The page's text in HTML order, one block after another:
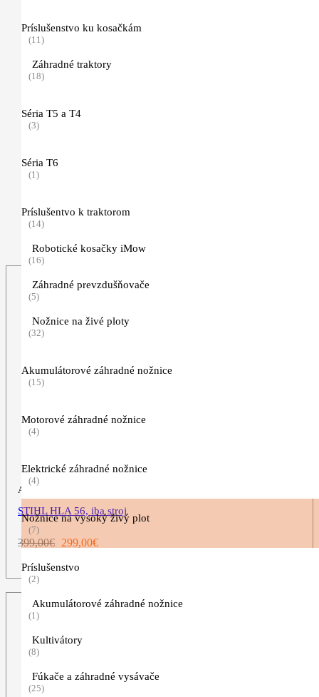
Ochrana hlavy, zraku a sluchu
Nezaradené
TIMBERSPORTS, hračky a predmety pre voľný čas
(123)
Akumulátorové nožnice na vysoký živý plot
STIHL HLA 56, iba stroj
399,00€ Pôvodná
bola:
299,00€Aktuálna
Príslušenstvo ku kosačkám
(11)
Záhradné traktory
(18)
Séria T5 a T4
(3)
Séria T6
(1)
Príslušentvo k traktorom
(14)
Robotické kosačky iMow
(16)
Záhradné prevzdušňovače
(5)
Nožnice na živé ploty
(32)
Akumulátorové záhradné nožnice
(15)
Motorové záhradné nožnice
(4)
Elektrické záhradné nožnice
(4)
Nožnice na vysoký živý plot
(7)
Príslušenstvo
(2)
Akumulátorové záhradné nožnice
(1)
Kultivátory
(8)
Fúkače a záhradné vysávače
(25)